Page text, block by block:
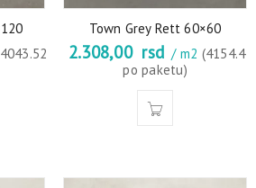
Town Grey Rett 60×60
2.308,00 rsd / m2 (4154.4
po paketu)